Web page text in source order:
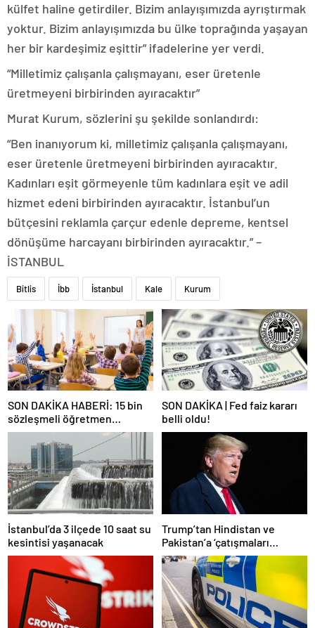
külfet haline getirdiler. Bizim anlayışımızda ayrıştırmak
yoktur. Bizim anlayışımızda bu ülke toprağında yaşayan
her bir kardeşimiz eşittir” ifadelerine yer verdi.
“Milletimiz çalışanla çalışmayanı, eser üretenle
üretmeyeni birbirinden ayıracaktır”
Murat Kurum, sözlerini şu şekilde sonlandırdı:
“Ben inanıyorum ki, milletimiz çalışanla çalışmayanı,
eser üretenle üretmeyeni birbirinden ayıracaktır.
Kadınları eşit görmeyenle tüm kadınlara eşit ve adil
hizmet edeni birbirinden ayıracaktır. İstanbul’un
bütçesini reklamla çarçur edenle depreme, kentsel
dönüşüme harcayanı birbirinden ayıracaktır.” –
İSTANBUL
Bitlis İbb İstanbul Kale Kurum
SON DAKİKA HABERİ: 15 bin
sözleşmeli öğretmen
atamasında sözlü sınava hak
kazanan adaylar açıklandı
SON DAKİKA | Fed faiz kararı
belli oldu!
İstanbul’da 3 ilçede 10 saat su
kesintisi yaşanacak
Trump’tan Hindistan ve
Pakistan’a ‘çatışmaları
durdurun’ çağrısı